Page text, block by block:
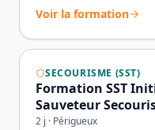
Voir la formation
SECOURISME (SST)
Formation SST
Sauveteur
2 j · Périgueux